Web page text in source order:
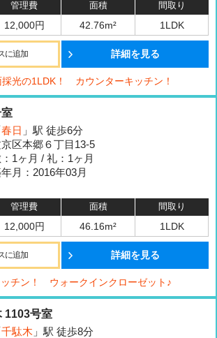
管理費 面積 間取り
12,000円 42.76m² 1LDK
に追加 詳細を見る
光の1LDK！ カウンターキッチン！
春日 」駅 徒歩6分
区本郷６丁目13-5
1ヶ月 / 礼：1ヶ月
月：2016年03月
管理費 面積 間取り
12,000円 46.16m² 1LDK
に追加 詳細を見る
ッチン！ ウォークインクローゼット♪
1103号室
千駄木 」駅 徒歩8分